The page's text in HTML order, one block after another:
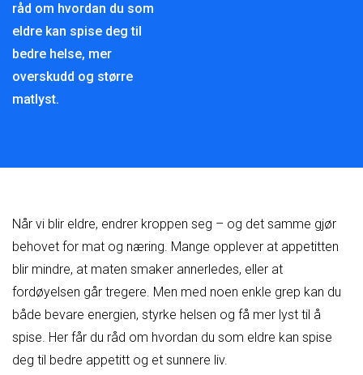
råd om hvordan du som
eldre kan spise deg til
bedre helse, mer
overskudd og større
matlyst.
Når vi blir eldre, endrer kroppen seg – og det samme gjør
behovet for mat og næring. Mange opplever at appetitten
blir mindre, at maten smaker annerledes, eller at
fordøyelsen går tregere. Men med noen enkle grep kan du
både bevare energien, styrke helsen og få mer lyst til å
spise. Her får du råd om hvordan du som eldre kan spise
deg til bedre appetitt og et sunnere liv.